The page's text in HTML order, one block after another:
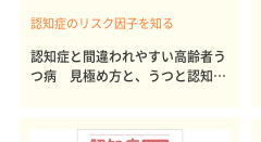
認知症のリスク因子を知る
認知症と間違われやすい高齢者う
つ病 見極め方と、うつと認知症